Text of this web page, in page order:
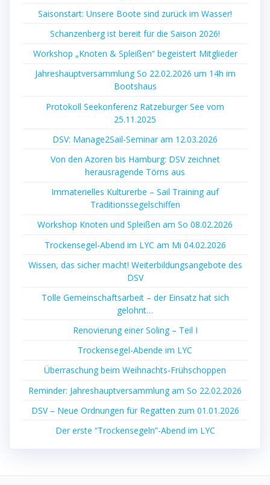
Saisonstart: Unsere Boote sind zurück im Wasser!
Schanzenberg ist bereit für die Saison 2026!
Workshop „Knoten & Spleißen“ begeistert Mitglieder
Jahreshauptversammlung So 22.02.2026 um 14h im
Bootshaus
Protokoll Seekonferenz Ratzeburger See vom
25.11.2025
DSV: Manage2Sail-Seminar am 12.03.2026
Von den Azoren bis Hamburg: DSV zeichnet
herausragende Törns aus
Immaterielles Kulturerbe – Sail Training auf
Traditionssegelschiffen
Workshop Knoten und Spleißen am So 08.02.2026
Trockensegel-Abend im LYC am Mi 04.02.2026
Wissen, das sicher macht! Weiterbildungsangebote des
DSV
Tolle Gemeinschaftsarbeit – der Einsatz hat sich
gelohnt…
Renovierung einer Soling – Teil I
Trockensegel-Abende im LYC
Überraschung beim Weihnachts-Frühschoppen
Reminder: Jahreshauptversammlung am So 22.02.2026
DSV – Neue Ordnungen für Regatten zum 01.01.2026
Der erste “Trockensegeln”-Abend im LYC